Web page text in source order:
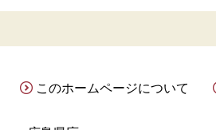
このホームページについて